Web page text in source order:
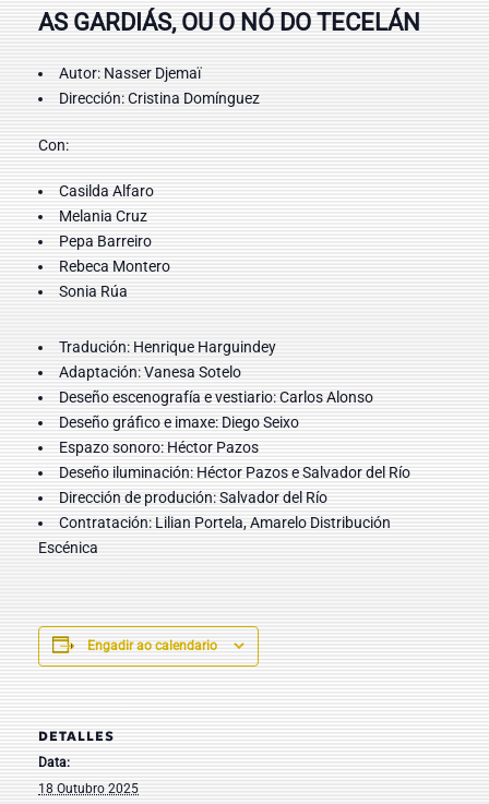
AS GARDIÁS, OU O NÓ DO TECELÁN
Autor: Nasser Djemaï
Dirección: Cristina Domínguez
Con:
Casilda Alfaro
Melania Cruz
Pepa Barreiro
Rebeca Montero
Sonia Rúa
Tradución: Henrique Harguindey
Adaptación:Vanesa Sotelo
Deseño escenografía e vestiario: Carlos Alonso
Deseño gráfico e imaxe:Diego Seixo
Espazo sonoro:Héctor Pazos
Deseño iluminación: Héctor Pazos e Salvador del Río
Dirección de produción:Salvador del Río
Contratación: Lilian Portela,Amarelo Distribución
Escénica
Engadir ao calendario
DETALLES
Data:
18 Outubro 2025